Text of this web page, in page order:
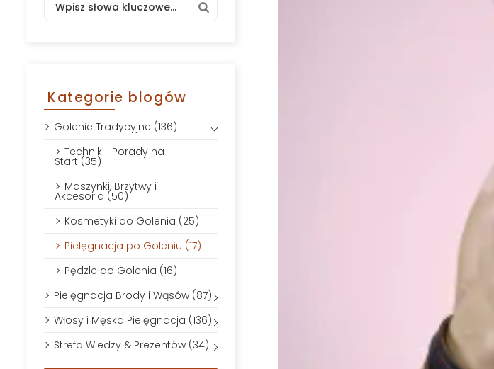
Kategorie blogów
Golenie Tradycyjne (136)
Techniki i Porady na
Start (35)
Maszynki, Brzytwy i
Akcesoria (50)
Kosmetyki do Golenia (25)
Pielęgnacja po Goleniu (17)
Pędzle do Golenia (16)
Pielęgnacja Brody i Wąsów (87)
Włosy i Męska Pielęgnacja (136)
Strefa Wiedzy & Prezentów (34)